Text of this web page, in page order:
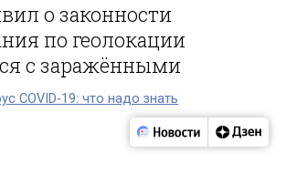
о законности
по геолокации
с заражёнными
COVID-19: что надо знать